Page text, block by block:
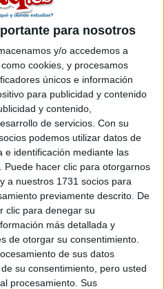
para nosotros
y/o accedemos a
cookies, y procesamos
únicos e información
para publicidad y contenido
y contenido,
de servicios. Con su
podemos utilizar datos de
e identificación mediante las
Puede hacer clic para otorgarnos
a nuestros 1731 socios para
previamente descrito. De
clic para denegar su
más detallada y
de otorgar su consentimiento.
de sus datos
su consentimiento, pero usted
procesamiento. Sus